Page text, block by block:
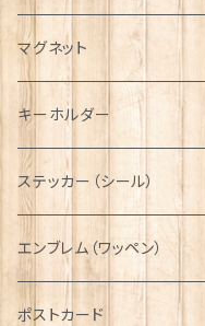
キャスケット
ディアストーカー
ニット帽
タータン【Bronte by Moon】
タータン【Glencroft】
ボタンラップマフラー【Aran
サッシュ
スカーフ
ファッションマスク
チャーム
その他のアクセサリー
ラブスプーン【SION
ラブスプーン【PAUL CURTIS】
ファブリック
ペーパーナプキン
ティーコジー
その他テーブルウェア
ジェネラルデザイン
乗り物
動物＆植物
国旗＆紋章
音楽＆楽器
ミリタリー
NAVY
AIRFORCE
ARMY
ピューター
マグネット
キーホルダー
ステッカー（シール）
エンブレム（ワッペン）
ポストカード